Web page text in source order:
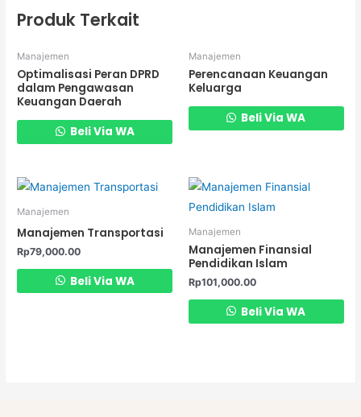
Produk Terkait
Manajemen
Optimalisasi Peran DPRD
dalam Pengawasan
Keuangan Daerah
Beli Via WA
Manajemen
Perencanaan Keuangan
Keluarga
Beli Via WA
Manajemen
Manajemen Transportasi
Rp79,000.00
Beli Via WA
Manajemen
Manajemen Finansial
Pendidikan Islam
Rp101,000.00
Beli Via WA